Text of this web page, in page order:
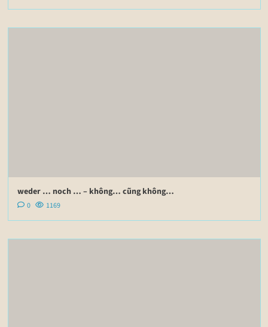
weder … noch … – không… cũng không…
0 1169